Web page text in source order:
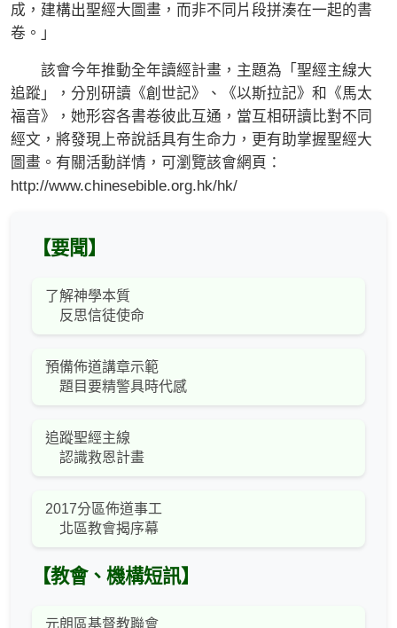
成，建構出聖經大圖畫，而非不同片段拼湊在一起的書
卷。」
該會今年推動全年讀經計畫，主題為「聖經主線大
追蹤」，分別研讀《創世記》、《以斯拉記》和《馬太
福音》，她形容各書卷彼此互通，當互相研讀比對不同
經文，將發現上帝說話具有生命力，更有助掌握聖經大
圖畫。有關活動詳情，可瀏覽該會網頁：
http://www.chinesebible.org.hk/hk/
【要聞】
了解神學本質
反思信徒使命
預備佈道講章示範
題目要精警具時代感
追蹤聖經主線
認識救恩計畫
2017分區佈道事工
北區教會揭序幕
【教會、機構短訊】
元朗區基督教聯會